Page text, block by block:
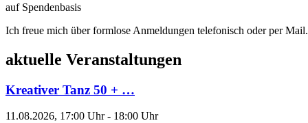
auf Spendenbasis
Ich freue mich über formlose Anmeldungen telefonisch oder per Mail.
aktuelle Veranstaltungen
Kreativer Tanz 50 + …
11.08.2026, 17:00 Uhr - 18:00 Uhr